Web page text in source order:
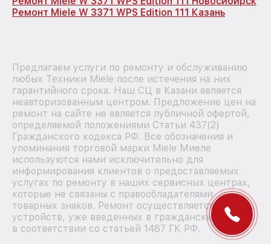
Ремонт Miele W 3371 WPS Edition 111 Казань
Предлагаем услуги по ремонту и обслуживанию
любых Техники Miele после истечения на них
гарантийного срока. Наш СЦ в Казани является
неавторизованным центром. Предложение цен на
ремонт на сайте не является публичной офертой,
определяемой положениями Статьи 437(2)
Гражданского кодекса РФ. Все обозначения и
упоминания торговой марки Miele Миеле
используются нами исключительно для
информирования клиентов о предоставляемых
услугах по ремонту в наших сервисных центрах,
которые не связаны с правообладателями
товарных знаков. Ремонт осуществляется для
устройств, уже введенных в гражданский оборот
в соответствии со статьей 1487 ГК РФ.